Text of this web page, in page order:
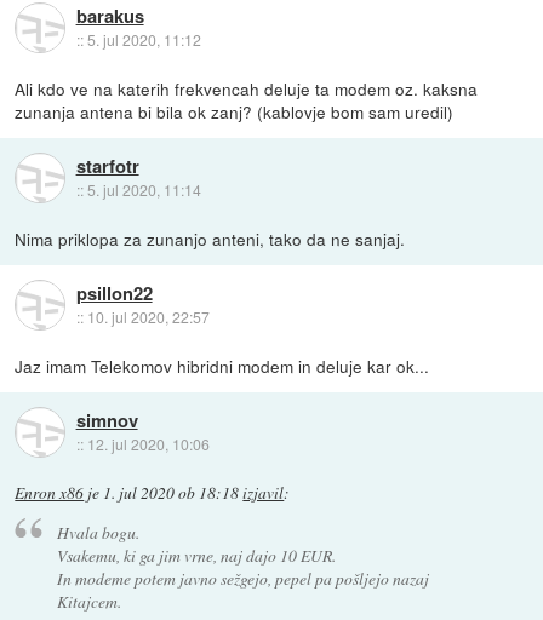
barakus
::5. jul 2020, 11:12
Ali kdo ve na katerih frekvencah deluje ta modem oz. kaksna
zunanja antena bi bila ok zanj? (kablovje bom sam uredil)
starfotr
:: 5. jul 2020, 11:14
Nima priklopa za zunanjo anteni, tako da ne sanjaj.
psillon22
:: 10. jul 2020, 22:57
Jaz imam Telekomov hibridni modem in deluje kar ok...
simnov
:: 12. jul 2020, 10:06
Enron x86 je 1. jul 2020 ob 18:18izjavil:
Hvala bogu.
Vsakemu, ki ga jim vrne, naj dajo 10 EUR.
In modeme potem javno sežgejo, pepel pa pošljejo nazaj
Kitajcem.